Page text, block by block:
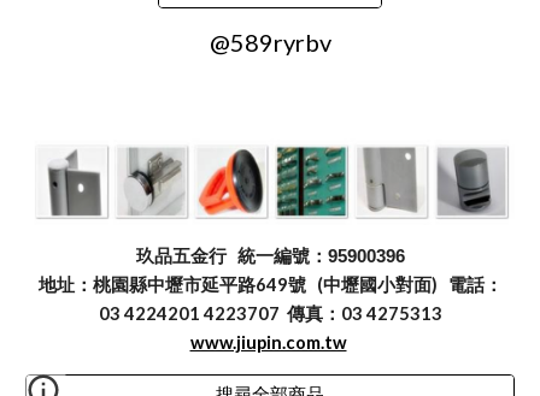
@589ryrbv
玖品五金行 統一編號：95900396
地址：桃園縣中壢市延平路649號 (中壢國小對面) 電話：
03 4224201 4223707 傳真：03 4275313
www.jiupin.com.tw